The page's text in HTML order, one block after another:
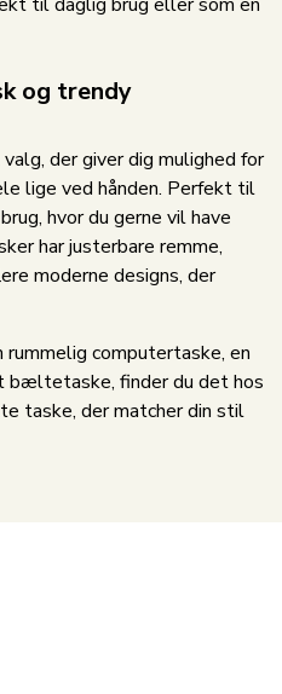
og trendy
der giver dig mulighed for
lige ved hånden. Perfekt til
hvor du gerne vil have
har justerbare remme,
moderne designs, der
rummelig computertaske, en
bæltetaske, finder du det hos
taske, der matcher din stil